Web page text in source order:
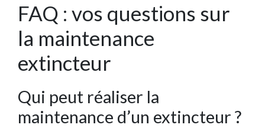
FAQ : vos questions sur
la maintenance
extincteur
Qui peut réaliser la
maintenance d’un extincteur ?